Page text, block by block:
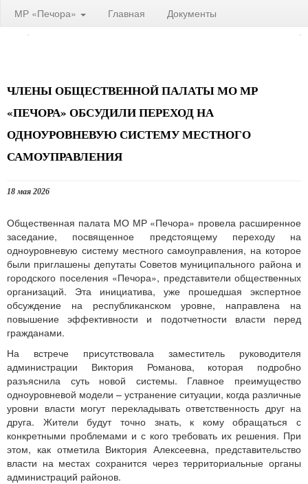
МР «Печора» Главная Документы
ЧЛЕНЫ ОБЩЕСТВЕННОЙ ПАЛАТЫ МО МР
«ПЕЧОРА» ОБСУДИЛИ ПЕРЕХОД НА
ОДНОУРОВНЕВУЮ СИСТЕМУ МЕСТНОГО
САМОУПРАВЛЕНИЯ
18 мая 2026
Общественная палата МО МР «Печора» провела расширенное
заседание, посвященное предстоящему переходу на
одноуровневую систему местного самоуправления, на которое
были приглашены депутаты Советов муниципального района и
городского поселения «Печора», представители общественных
организаций. Эта инициатива, уже прошедшая экспертное
обсуждение на республиканском уровне, направлена на
повышение эффективности и подотчетности власти перед
гражданами.
На встрече присутствовала заместитель руководителя
администрации Виктория Романова, которая подробно
разъяснила суть новой системы. Главное преимущество
одноуровневой модели – устранение ситуации, когда различные
уровни власти могут перекладывать ответственность друг на
друга. Жители будут точно знать, к кому обращаться с
конкретными проблемами и с кого требовать их решения. При
этом, как отметила Виктория Алексеевна, представительство
власти на местах сохранится через территориальные органы
администраций районов.